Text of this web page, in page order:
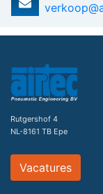
Rutgershof 4
NL-8161 TB Epe
Vacatures